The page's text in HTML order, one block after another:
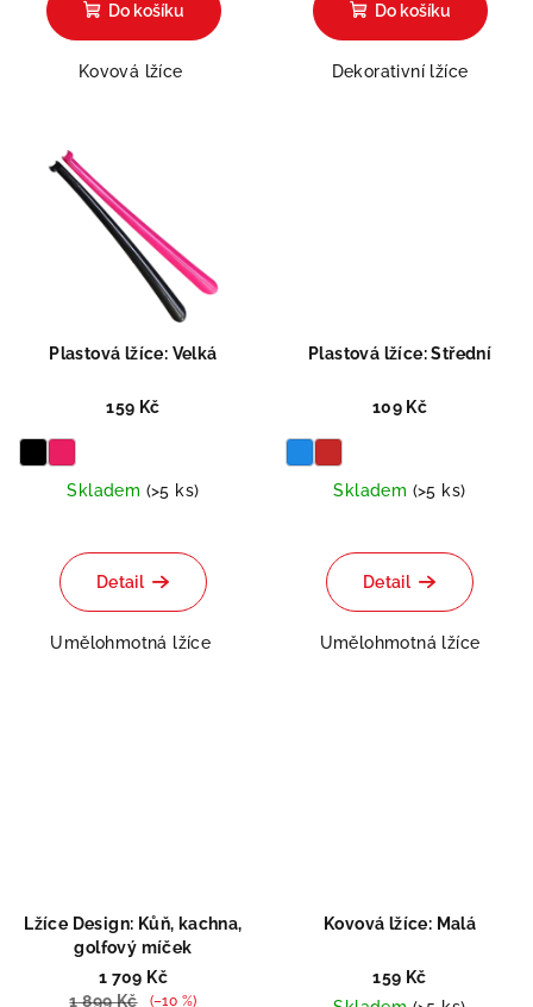
Do košíku
Kovová lžíce
Do košíku
Dekorativní lžíce
Plastová lžíce: Velká
159 Kč
Skladem (>5 ks)
Detail
Umělohmotná lžíce
Plastová lžíce: Střední
109 Kč
Skladem (>5 ks)
Detail
Umělohmotná lžíce
Lžíce Design: Kůň, kachna,
golfový míček
1 709 Kč
1 899 Kč
(–10 %)
Kovová lžíce: Malá
159 Kč